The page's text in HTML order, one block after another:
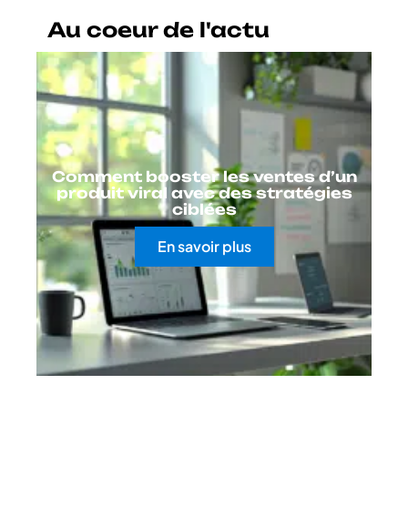
Au coeur de l'actu
Comment booster les ventes d’un
produit viral avec des stratégies
ciblées
En savoir plus